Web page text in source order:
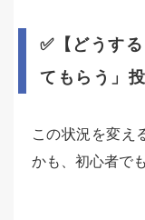
✅【どうす
てもらう」
この状況を変え
かも、初心者で